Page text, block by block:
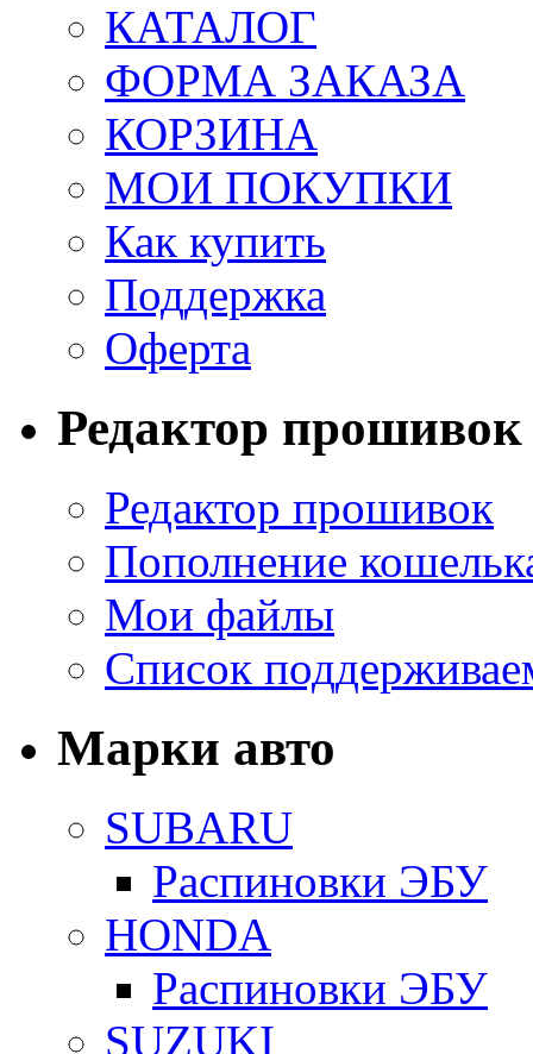
КАТАЛОГ
ФОРМА ЗАКАЗА
КОРЗИНА
МОИ ПОКУПКИ
Как купить
Поддержка
Оферта
Редактор прошивок
Редактор прошивок
Пополнение
Мои файлы
Список
Марки авто
SUBARU
Распиновки ЭБУ
HONDA
Распиновки ЭБУ
SUZUKI